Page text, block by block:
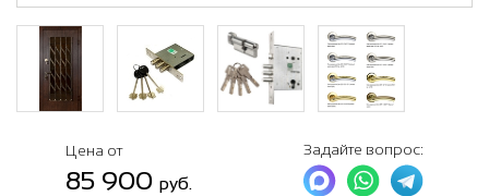
Цена от
85 900 руб.
Задайте вопрос: